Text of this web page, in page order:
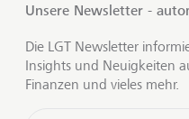
Unsere Newsletter -
Die LGT Newsletter
Insights und Neuigkeiten
Finanzen und vieles mehr.